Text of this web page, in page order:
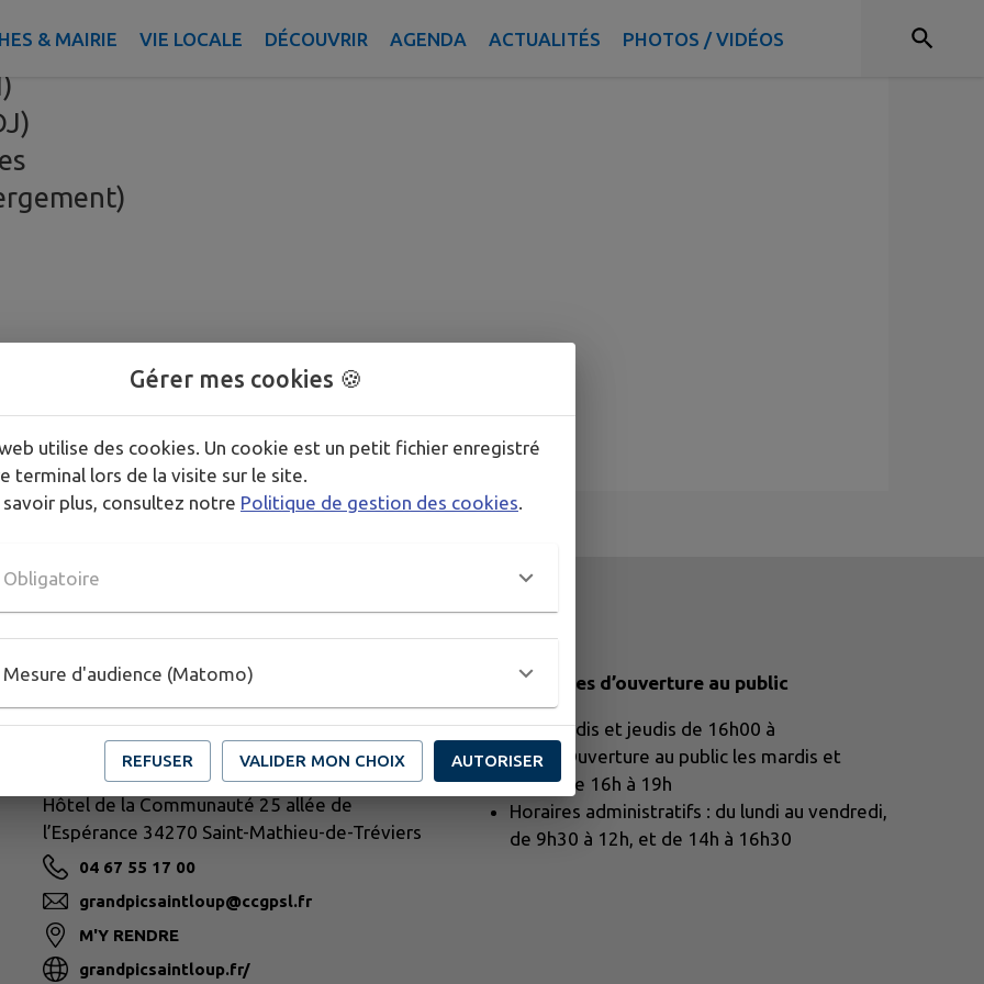
& MAIRIE VIE LOCALE DÉCOUVRIR AGENDA ACTUALITÉS PHOTOS / VIDÉOS
(ALP)
GRAND PIC SAINT-LOUP
Hôtel de la Communauté 25 allée de
l’Espérance 34270 Saint-Mathieu-de-Tréviers
04 67 55 17 00
grandpicsaintloup@ccgpsl.fr
M'Y RENDRE
grandpicsaintloup.fr/
Nos horaires d’ouverture au public
Les mardis et jeudis de 16h00 à
19h00Ouverture au public les mardis et
jeudis de 16h à 19h
Horaires administratifs : du lundi au vendredi,
de 9h30 à 12h, et de 14h à 16h30
Gérer mes cookies 🍪
utilise des cookies. Un cookie est un petit fichier enregistré
terminal lors de la visite sur le site.
savoir plus, consultez notre Politique de gestion des cookies.
Obligatoire
Mesure d'audience (Matomo)
REFUSER VALIDER MON CHOIX AUTORISER